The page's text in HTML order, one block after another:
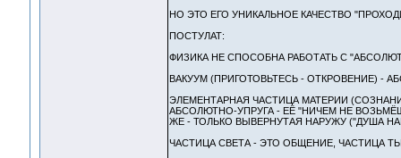
НО ЭТО ЕГО УНИКАЛЬНОЕ КАЧЕСТВО
ПОСТУЛАТ:
ФИЗИКА НЕ СПОСОБНА РАБОТАТЬ С
ВАКУУМ (ПРИГОТОВЬТЕСЬ - ОТКРОВЕНИЕ) -
ЭЛЕМЕНТАРНАЯ ЧАСТИЦА МАТЕРИИ
АБСОЛЮТНО-УПРУГА - ЕЁ "НИЧЕМ НЕ
ЖЕ - ТОЛЬКО ВЫВЕРНУТАЯ НАРУЖУ ("ДУША
ЧАСТИЦА СВЕТА - ЭТО ОБЩЕНИЕ, ЧАСТИЦА